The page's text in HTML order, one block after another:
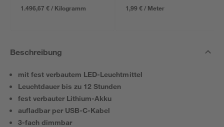
1.496,67 € / Kilogramm 1,99 € / Meter
Beschreibung
mit fest verbautem LED-Leuchtmittel
Leuchtdauer bis zu 12 Stunden
fest verbauter Lithium-Akku
aufladbar per USB-C-Kabel
3-fach dimmbar